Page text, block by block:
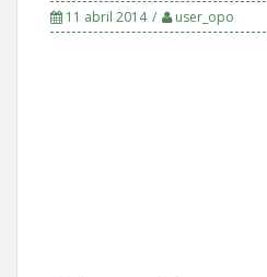
11 abril 2014 user_opo